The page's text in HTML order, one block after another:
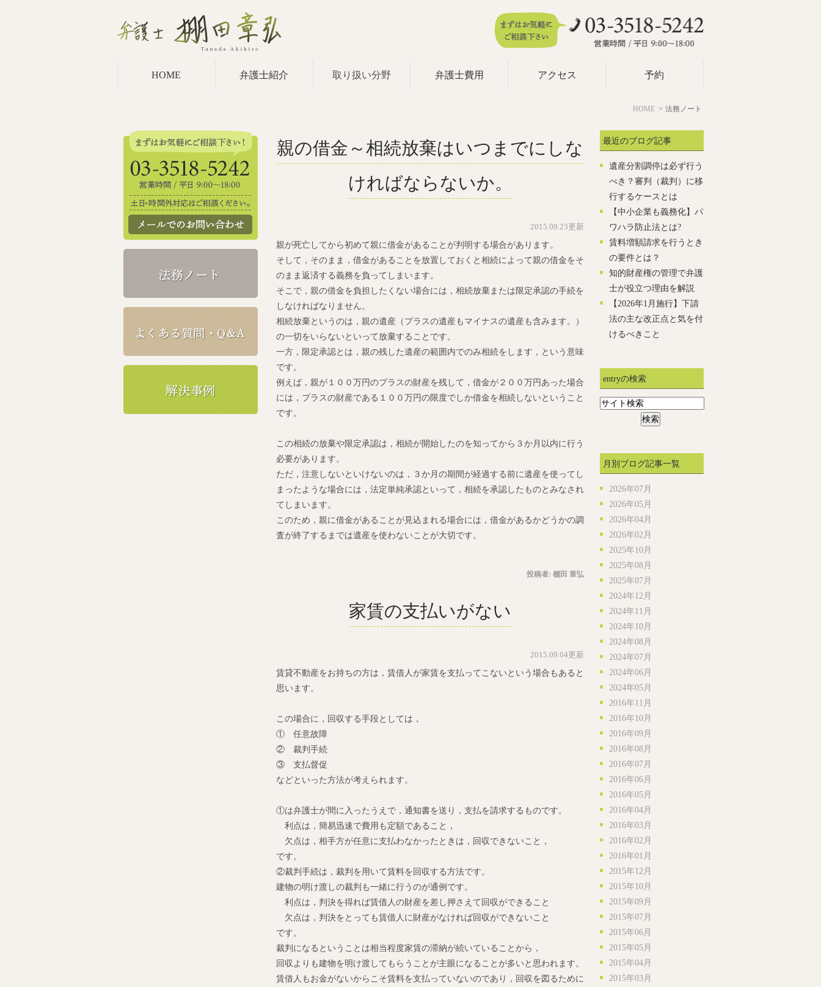
HOME 弁護士紹介 取り扱い分野 弁護士費用 アクセス 予約
HOME 法務ノート
親の借金～相続放棄はいつまでにしな
ければならないか。
2015.09.23更新
親が死亡してから初めて親に借金があることが判明する場合があります。
そして，そのまま，借金があることを放置しておくと相続によって親の借金をそ
のまま返済する義務を負ってしまいます。
そこで，親の借金を負担したくない場合には，相続放棄または限定承認の手続を
しなければなりません。
相続放棄というのは，親の遺産（プラスの遺産もマイナスの遺産も含みます。）
の一切をいらないといって放棄することです。
一方，限定承認とは，親の残した遺産の範囲内でのみ相続をします，という意味
です。
例えば，親が１００万円のプラスの財産を残して，借金が２００万円あった場合
には，プラスの財産である１００万円の限度でしか借金を相続しないということ
です。
この相続の放棄や限定承認は，相続が開始したのを知ってから３か月以内に行う
必要があります。
ただ，注意しないといけないのは，３か月の期間が経過する前に遺産を使ってし
まったような場合には，法定単純承認といって，相続を承認したものとみなされ
てしまいます。
このため，親に借金があることが見込まれる場合には，借金があるかどうかの調
査が終了するまでは遺産を使わないことが大切です。
投稿者: 棚田 章弘
家賃の支払いがない
2015.09.04更新
賃貸不動産をお持ちの方は，賃借人が家賃を支払ってこないという場合もあると
思います。
この場合に，回収する手段としては，
① 任意故障
② 裁判手続
③ 支払督促
などといった方法が考えられます。
①は弁護士が間に入ったうえで，通知書を送り，支払を請求するものです。
利点は，簡易迅速で費用も定額であること，
欠点は，相手方が任意に支払わなかったときは，回収できないこと，
です。
②裁判手続は，裁判を用いて賃料を回収する方法です。
建物の明け渡しの裁判も一緒に行うのが通例です。
利点は，判決を得れば賃借人の財産を差し押さえて回収ができること
欠点は，判決をとっても賃借人に財産がなければ回収ができないこと
です。
裁判になるということは相当程度家賃の滞納が続いていることから，
回収よりも建物を明け渡してもらうことが主眼になることが多いと思われます。
賃借人もお金がないからこそ賃料を支払っていないのであり，回収を図るために
最近のブログ記事
遺産分割調停は必ず行う
べき？審判（裁判）に移
行するケースとは
【中小企業も義務化】パ
ワハラ防止法とは?
賃料増額請求を行うとき
の要件とは？
知的財産権の管理で弁護
士が役立つ理由を解説
【2026年1月施行】下請
法の主な改正点と気を付
けるべきこと
entryの検索
月別ブログ記事一覧
2026年07月
2026年05月
2026年04月
2026年02月
2025年10月
2025年08月
2025年07月
2024年12月
2024年11月
2024年10月
2024年08月
2024年07月
2024年06月
2024年05月
2016年11月
2016年10月
2016年09月
2016年08月
2016年07月
2016年06月
2016年05月
2016年04月
2016年03月
2016年02月
2016年01月
2015年12月
2015年10月
2015年09月
2015年07月
2015年06月
2015年05月
2015年04月
2015年03月